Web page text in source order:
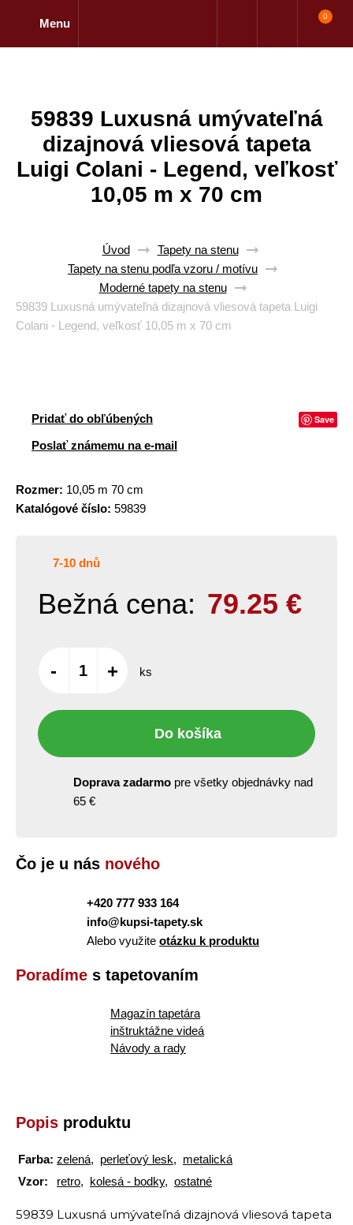
Menu
0
59839 Luxusná umývateľná
dizajnová vliesová tapeta
Luigi Colani - Legend, veľkosť
10,05 m x 70 cm
Úvod
Tapety na stenu
Tapety na stenu podľa vzoru / motívu
Moderné tapety na stenu
59839 Luxusná umývateľná dizajnová vliesová tapeta Luigi
Colani - Legend, veľkosť 10,05 m x 70 cm
Pridať do obľúbených Save
Poslať známemu na e-mail
Rozmer: 10,05 m 70 cm
Katalógové číslo: 59839
7-10 dnů
Bežná cena: 79.25 €
- + ks
Do košíka
Doprava zadarmo pre všetky objednávky nad
65 €
Čo je u nás nového
+420 777 933 164
info@kupsi-tapety.sk
Alebo využite otázku k produktu
Poradíme s tapetovaním
Magazín tapetára
inštruktážne videá
Návody a rady
Popis produktu
Farba: zelená, perleťový lesk, metalická
Vzor:
retro, kolesá - bodky, ostatné
59839 Luxusná umývateľná dizajnová vliesová tapeta